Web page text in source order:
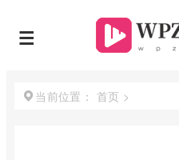
当前位置： 首页 >